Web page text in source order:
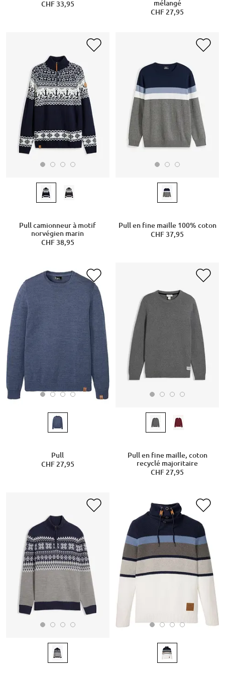
CHF 33,95
mélangé
CHF 27,95
Pull camionneur à motif
norvégien marin
CHF 38,95
Pull en fine maille 100% coton
CHF 37,95
Pull
CHF 27,95
Pull en fine maille, coton
recyclé majoritaire
CHF 27,95